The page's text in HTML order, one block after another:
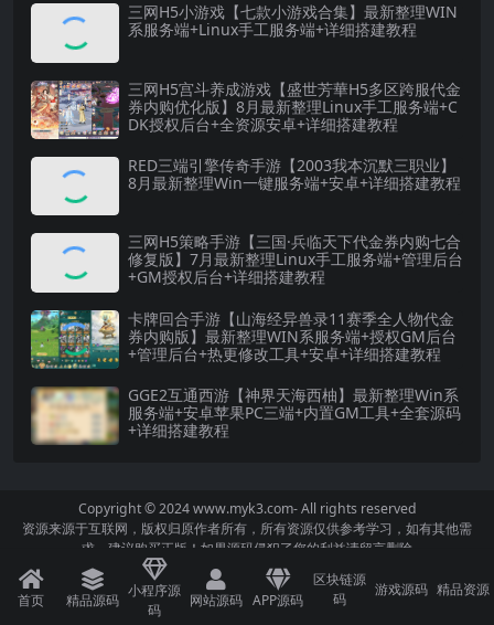
三网H5小游戏【七款小游戏合集】最新整理WIN
系服务端+Linux手工服务端+详细搭建教程
三网H5宫斗养成游戏【盛世芳華H5多区跨服代金
券内购优化版】8月最新整理Linux手工服务端+C
DK授权后台+全资源安卓+详细搭建教程
RED三端引擎传奇手游【2003我本沉默三职业】
8月最新整理Win一键服务端+安卓+详细搭建教程
三网H5策略手游【三国·兵临天下代金券内购七合
修复版】7月最新整理Linux手工服务端+管理后台
+GM授权后台+详细搭建教程
卡牌回合手游【山海经异兽录11赛季全人物代金
券内购版】最新整理WIN系服务端+授权GM后台
+管理后台+热更修改工具+安卓+详细搭建教程
GGE2互通西游【神界天海西柚】最新整理Win系
服务端+安卓苹果PC三端+内置GM工具+全套源码
+详细搭建教程
Copyright © 2024www.myk3.com- All rights reserved
资源来源于互联网，版权归原作者所有，所有资源仅供参考学习，如有其他需
求，建议购买正版！如果源码侵犯了您的利益请留言删除
首页 精品源码
小程序源
码
网站源码 APP源码
区块链源
码
游戏源码 精品资源